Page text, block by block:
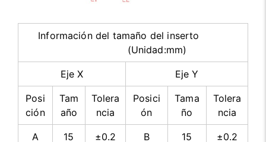
Información del tamaño del inserto
(Unidad:mm)
Eje X Eje Y
Posi
ción
Tam
año
Tolera
ncia
Posici
ón
Tama
ño
Tolera
ncia
A 15 ±0.2 B 15 ±0.2